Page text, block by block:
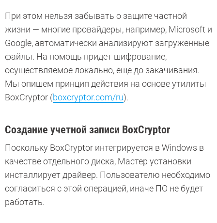
При этом нельзя забывать о защите частной
жизни — многие провайдеры, например, Microsoft и
Google, автоматически анализируют загруженные
файлы. На помощь придет шифрование,
осуществляемое локально, еще до закачивания.
Мы опишем принцип действия на основе утилиты
BoxCryptor (boxcryptor.com/ru).
Создание учетной записи BoxCryptor
Поскольку BoxCryptor интегрируется в Windows в
качестве отдельного диска, Мастер установки
инсталлирует драйвер. Пользователю необходимо
согласиться с этой операцией, иначе ПО не будет
работать.